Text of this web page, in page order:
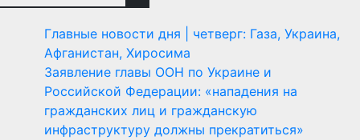
Главные новости дня | четверг: Газа, Украина,
Афганистан, Хиросима
Заявление главы ООН по Украине и
Российской Федерации: «нападения на
гражданских лиц и гражданскую
инфраструктуру должны прекратиться»